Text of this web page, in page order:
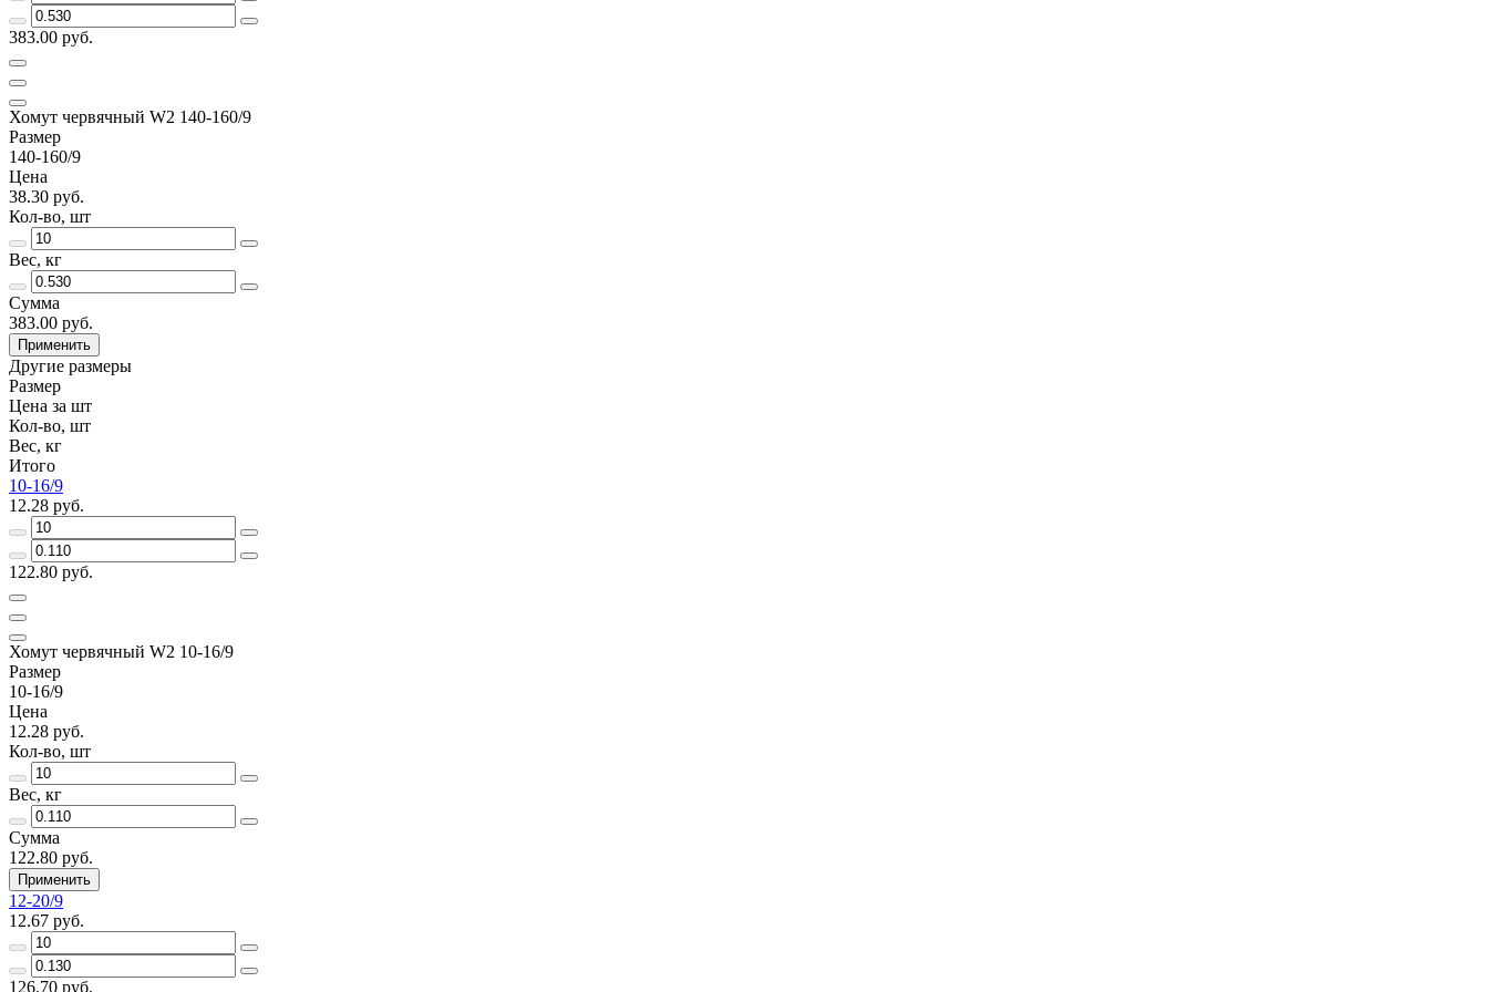
383.00 руб.
Хомут червячный W2 140-160/9
Размер
140-160/9
Цена
38.30 руб.
Кол-во, шт
Вес, кг
Сумма
383.00 руб.
Применить
Другие размеры
Размер
Цена за шт
Кол-во, шт
Вес, кг
Итого
10-16/9
12.28 руб.
122.80 руб.
Хомут червячный W2 10-16/9
Размер
10-16/9
Цена
12.28 руб.
Кол-во, шт
Вес, кг
Сумма
122.80 руб.
Применить
12-20/9
12.67 руб.
126.70 руб.